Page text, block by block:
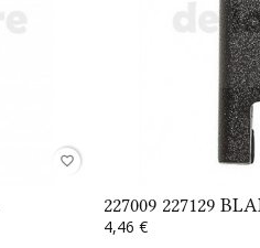
favorite_border
227009 227129
4,46 €